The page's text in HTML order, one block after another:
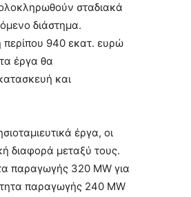
σταδιακά
διάστημα.
περίπου 940 εκατ. ευρώ
έργα θα
και
έργα, οι
διαφορά μεταξύ τους.
παραγωγής 320 MW για
παραγωγής 240 MW